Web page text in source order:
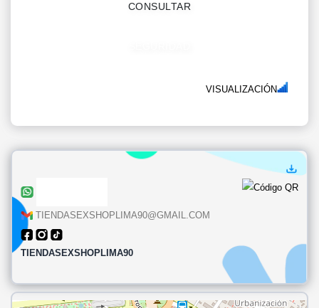
CONSULTAR
VISUALIZACIÓN
TIENDASEXSHOPLIMA90@GMAIL.COM
TIENDASEXSHOPLIMA90